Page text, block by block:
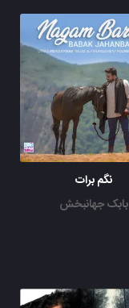
نگم برات
بابک جهانبخش